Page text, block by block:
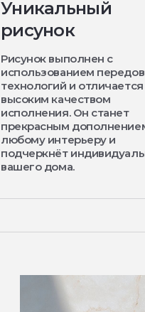
Уникальный
рисунок
Рисунок выполнен с
использованием
технологий и отличается
высоким качеством
исполнения. Он станет
прекрасным
любому интерьеру и
подчеркнёт
вашего дома.